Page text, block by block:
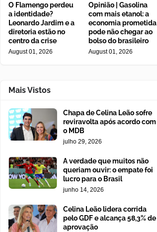
O Flamengo perdeu
a identidade?
Leonardo Jardim e a
diretoria estão no
centro da crise
August 01, 2026
Opinião | Gasolina
com mais etanol: a
economia prometida
pode não chegar ao
bolso do brasileiro
August 01, 2026
Mais Vistos
Chapa de Celina Leão sofre
reviravolta após acordo com
o MDB
julho 29, 2026
A verdade que muitos não
queriam ouvir: o empate foi
lucro para o Brasil
junho 14, 2026
Celina Leão lidera corrida
pelo GDF e alcança 58,3% de
aprovação